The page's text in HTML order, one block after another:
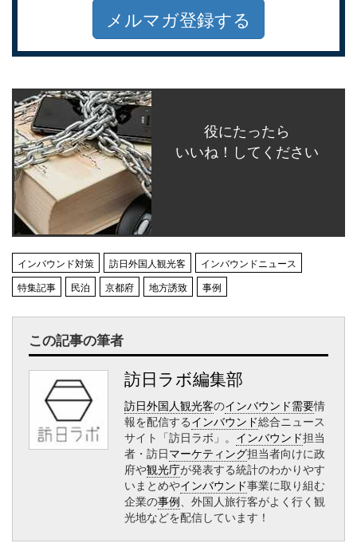
メルマガ登録する
役にたったら
いいね！してください
インバウンド対策 訪日外国人観光客
インバウンドニュース
特集記事
民泊 京都府 地方誘致 事例
この記事の筆者
訪日ラボ編集部
訪日外国人観光客のインバウンド需要情
報を配信するインバウンド総合ニュース
サイト「訪日ラボ」。 インバウンド担当
者・訪日マーケティング担当者向けに政
府や観光庁が発表する統計のわかりやす
いまとめやインバウンド事業に取り組む
企業の事例 、外国人旅行客がよく行く観
光地などを配信しています！